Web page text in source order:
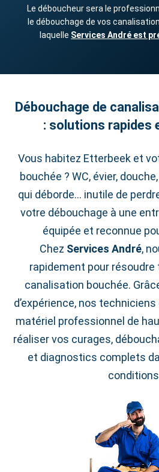
Le déboucheur sera le
le débouchage de vos
laquelle Services André est
Débouchage de
: solutions rapides
Vous habitez Etterbeek et
bouchée ? WC, évier,
qui déborde… inutile de
votre débouchage à une
équipée et reconnue
Chez Services André,
rapidement pour résoudre
canalisation bouchée.
d’expérience, nos
matériel professionnel de
réaliser vos curages,
et diagnostics complets